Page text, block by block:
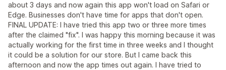
about 3 days and now again this app won't load on Safari or
Edge. Businesses don't have time for apps that don't open.
FINAL UPDATE: I have tried this app two or three more times
after the claimed "fix". I was happy this morning because it was
actually working for the first time in three weeks and I thought
it could be a solution for our store. But I came back this
afternoon and now the app times out again. I have tried to